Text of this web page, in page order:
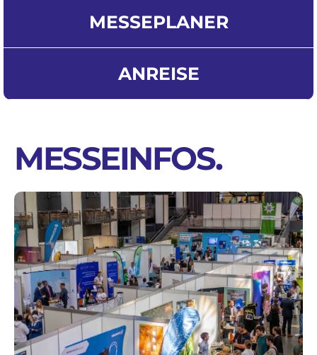
MESSEPLANER
ANREISE
MESSEINFOS.